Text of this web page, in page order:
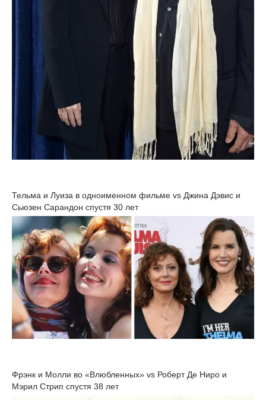
Тельма и Луиза в одноименном фильме vs Джина Дэвис и
Сьюзен Сарандон спустя 30 лет
Фрэнк и Молли во «Влюбленных» vs Роберт Де Ниро и
Мэрил Стрип спустя 38 лет